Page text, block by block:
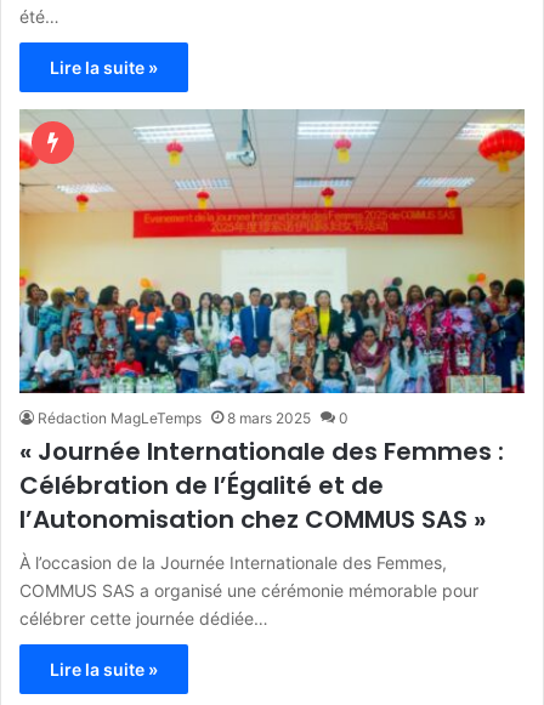
été…
Lire la suite »
Rédaction MagLeTemps 8 mars 2025 0
« Journée Internationale des Femmes :
Célébration de l’Égalité et de
l’Autonomisation chez COMMUS SAS »
À l’occasion de la Journée Internationale des Femmes,
COMMUS SAS a organisé une cérémonie mémorable pour
célébrer cette journée dédiée…
Lire la suite »